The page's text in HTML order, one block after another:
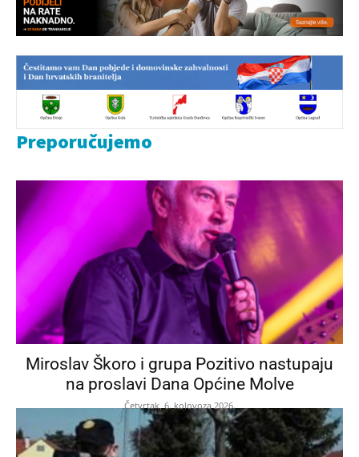
Preporučujemo
Miroslav Škoro i grupa Pozitivo nastupaju
na proslavi Dana Općine Molve
Četvrtak, 6. kolovoza 2026.